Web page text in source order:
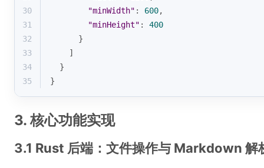
30
"minWidth" : 600,
31
"minHeight" : 400
32
      }
33
    ]
34
  }
35
}
3. 核心功能实现
3.1 Rust 后端：文件操作与 Markdown 解